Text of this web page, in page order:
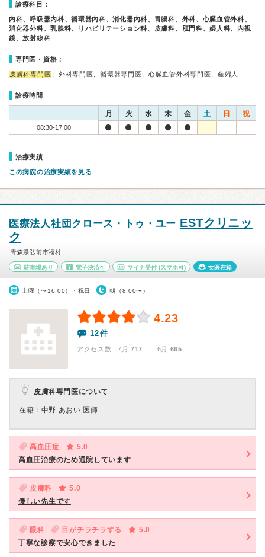
診療科目：
内科、呼吸器内科、循環器内科、消化器内科、胃腸科、外科、心臓血管外科、
消化器外科、乳腺科、リハビリテーション科、皮膚科、肛門科、婦人科、内視
鏡、放射線科
専門医・資格：
皮膚科専門医 、外科専門医、循環器専門医、心臓血管外科専門医、産婦人…
診療時間
月 火 水 木 金 土 日 祝
08:30-17:00
治療実績
この病院の治療実績を見る
医療法人社団クロース・トゥ・ユー ESTクリニッ
ク
青森県弘前市福村
駐車場あり 電子決済可 マイナ受付 (スマホ可) 女医在籍
土曜（〜16:00）・祝日 朝（8:00〜）
4.23
12件
アクセス数 7月:717 | 6月:665
皮膚科専門医について
在籍：中野 あおい 医師
高血圧症
5.0
高血圧治療のため通院しています
皮膚科
5.0
優しい先生です
眼科 目がチラチラする
5.0
丁寧な診察で安心できました